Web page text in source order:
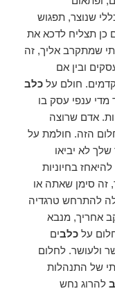
שנוצר, תפגוש
כן תצליח לדכא את
שמתקרב אליך, זה
ובין אם
חולם עלכלב
ענפי עסק בו
אדם שרוצה
הזה. חולמת על
לא יביאו
בחיוניות
זה סימן שאתה או
להתרחש טרגדיה
אחריך, מנבא
עלכלבים
ולעושר. לחלום
של התנהלות
להרוג נחש